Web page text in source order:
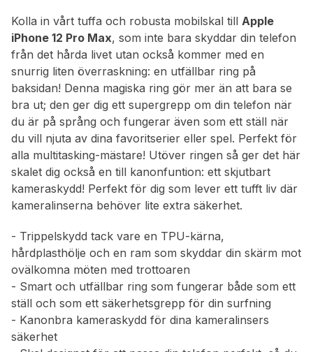
Kolla in vårt tuffa och robusta mobilskal till Apple
iPhone 12 Pro Max, som inte bara skyddar din telefon
från det hårda livet utan också kommer med en
snurrig liten överraskning: en utfällbar ring på
baksidan! Denna magiska ring gör mer än att bara se
bra ut; den ger dig ett supergrepp om din telefon när
du är på språng och fungerar även som ett ställ när
du vill njuta av dina favoritserier eller spel. Perfekt för
alla multitasking-mästare! Utöver ringen så ger det här
skalet dig också en till kanonfuntion: ett skjutbart
kameraskydd! Perfekt för dig som lever ett tufft liv där
kameralinserna behöver lite extra säkerhet.
- Trippelskydd tack vare en TPU-kärna,
hårdplasthölje och en ram som skyddar din skärm mot
ovälkomna möten med trottoaren
- Smart och utfällbar ring som fungerar både som ett
ställ och som ett säkerhetsgrepp för din surfning
- Kanonbra kameraskydd för dina kameralinsers
säkerhet